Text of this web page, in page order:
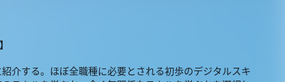
介する。ほぼ全職種に必要とされる初歩のデジタルスキ